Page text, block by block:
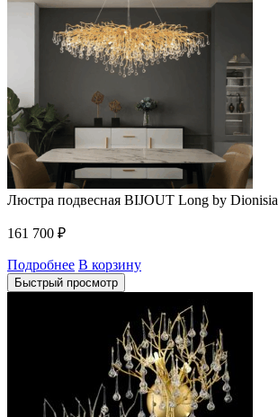
Люстра подвесная BIJOUT Long by Dionisia
161 700 ₽
Подробнее В корзину
Быстрый просмотр